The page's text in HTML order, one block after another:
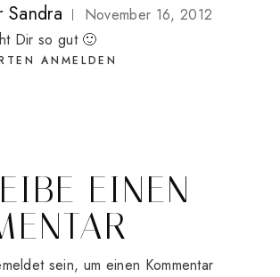
Sandra
November 16, 2012
Dir so gut 🙂
ANMELDEN
EINEN
sein, um einen Kommentar